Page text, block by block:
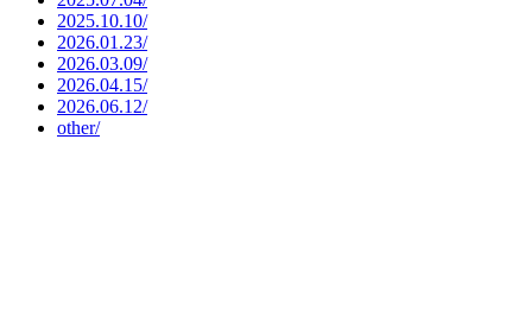
2025.10.10/
2026.01.23/
2026.03.09/
2026.04.15/
2026.06.12/
other/